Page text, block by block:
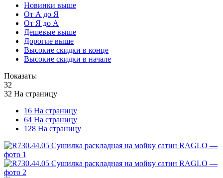
Новинки выше
От А до Я
От Я до А
Дешевые выше
Дорогие выше
Высокие скидки в конце
Высокие скидки в начале
Показать:
32
32 На страницу
16 На страницу
64 На страницу
128 На страницу